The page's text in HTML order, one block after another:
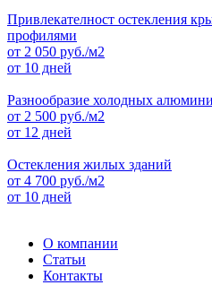
Привлекателност остекления
профилями
от 2 050 руб./м2
от 10 дней
Разнообразие холодных
от 2 500 руб./м2
от 12 дней
Остекления жилых зданий
от 4 700 руб./м2
от 10 дней
О компании
Статьи
Контакты